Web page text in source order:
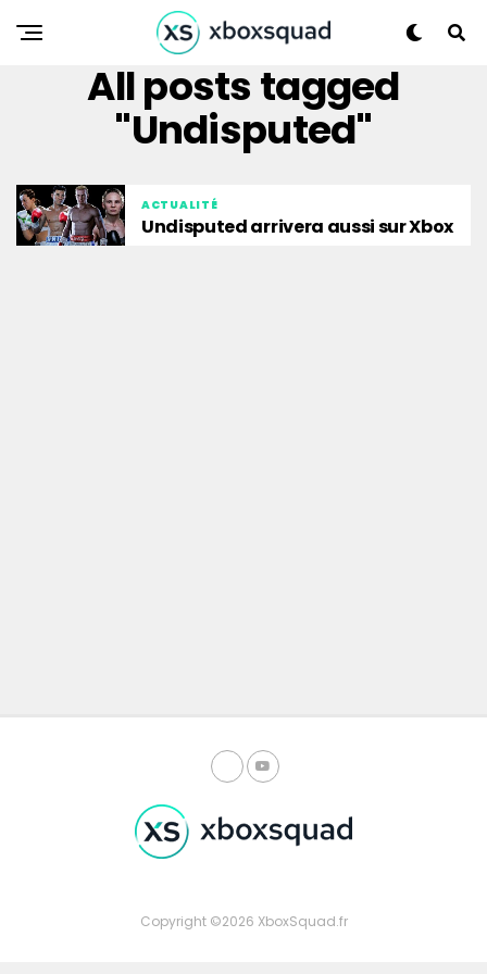
All posts tagged
"Undisputed"
ACTUALITÉ
Undisputed arrivera aussi sur Xbox
Copyright ©2026 XboxSquad.fr